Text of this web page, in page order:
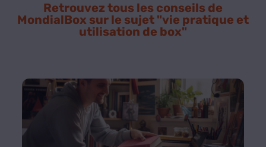
Retrouvez tous les conseils de
MondialBox sur le sujet "vie pratique et
utilisation de box"